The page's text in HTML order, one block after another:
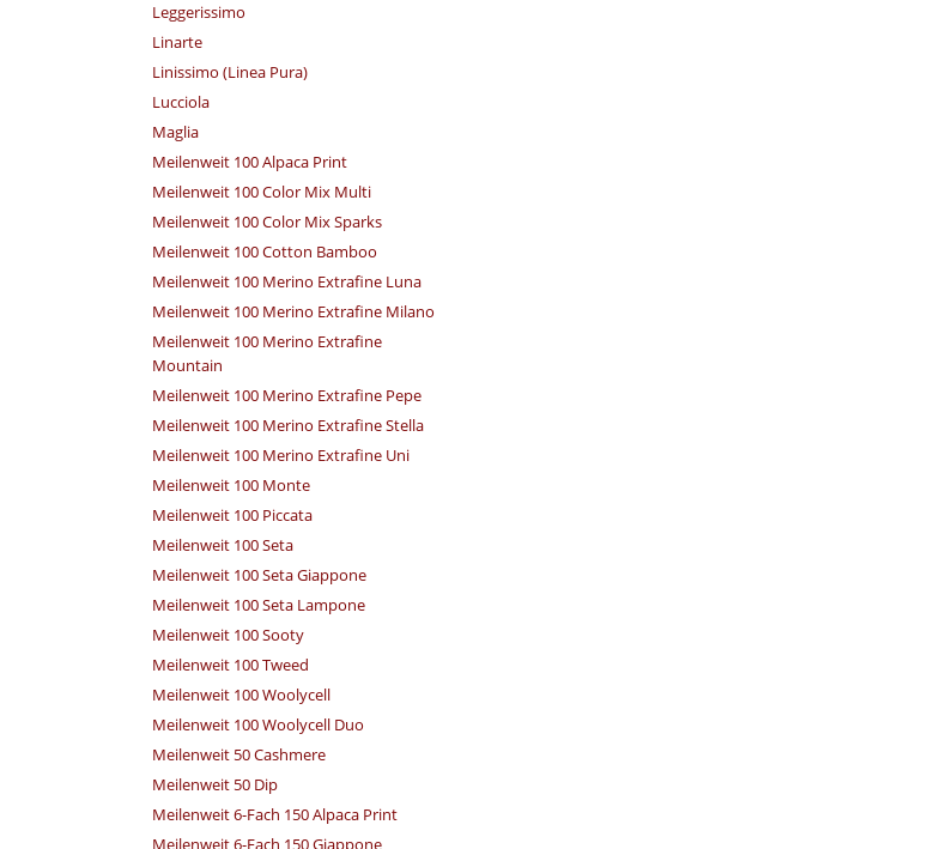
Leggerissimo
Linarte
Linissimo (Linea Pura)
Lucciola
Maglia
Meilenweit 100 Alpaca Print
Meilenweit 100 Color Mix Multi
Meilenweit 100 Color Mix Sparks
Meilenweit 100 Cotton Bamboo
Meilenweit 100 Merino Extrafine Luna
Meilenweit 100 Merino Extrafine Milano
Meilenweit 100 Merino Extrafine
Mountain
Meilenweit 100 Merino Extrafine Pepe
Meilenweit 100 Merino Extrafine Stella
Meilenweit 100 Merino Extrafine Uni
Meilenweit 100 Monte
Meilenweit 100 Piccata
Meilenweit 100 Seta
Meilenweit 100 Seta Giappone
Meilenweit 100 Seta Lampone
Meilenweit 100 Sooty
Meilenweit 100 Tweed
Meilenweit 100 Woolycell
Meilenweit 100 Woolycell Duo
Meilenweit 50 Cashmere
Meilenweit 50 Dip
Meilenweit 6-Fach 150 Alpaca Print
Meilenweit 6-Fach 150 Giappone